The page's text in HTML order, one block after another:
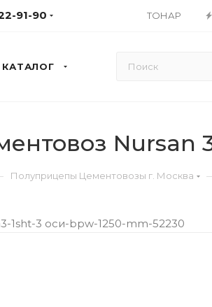
91-90 ТОНАР
КАТАЛОГ
Nursan
Полуприцепы Цементовозы г. Москва
1sht-3 оси-bpw-1250-mm-52230